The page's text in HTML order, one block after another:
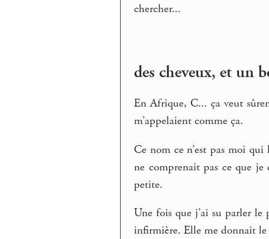
chercher...
des cheveux, et un
En Afrique, C... ça veut
m’appelaient comme ça.
Ce nom ce n’est pas moi
ne comprenait pas ce que je
petite.
Une fois que j’ai su parler le
infirmière. Elle me donnait le